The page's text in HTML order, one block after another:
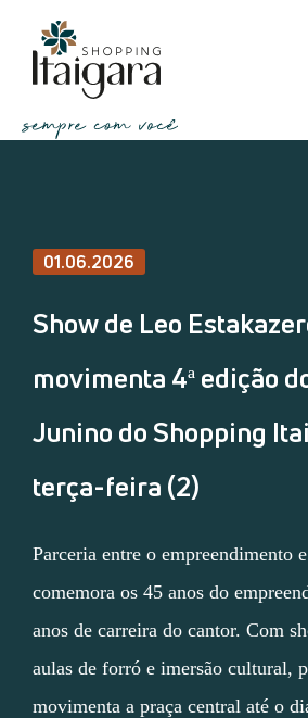
01.06.2026
Show de Leo
movimenta 4ª edição
Junino do Shopping
terça-feira (2)
Parceria entre o empreendimento
comemora os 45 anos do
anos de carreira do cantor. Com
aulas de forró e imersão cultural,
movimenta a praça central até o